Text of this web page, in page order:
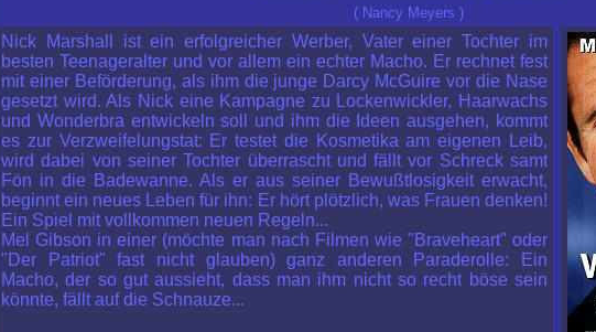
( Nancy Meyers )
Nick Marshall ist ein erfolgreicher Werber, Vater einer Tochter im
besten Teenageralter und vor allem ein echter Macho. Er rechnet fest
mit einer Beförderung, als ihm die junge Darcy McGuire vor die Nase
gesetzt wird. Als Nick eine Kampagne zu Lockenwickler, Haarwachs
und Wonderbra entwickeln soll und ihm die Ideen ausgehen, kommt
es zur Verzweifelungstat: Er testet die Kosmetika am eigenen Leib,
wird dabei von seiner Tochter überrascht und fällt vor Schreck samt
Fön in die Badewanne. Als er aus seiner Bewußtlosigkeit erwacht,
beginnt ein neues Leben für ihn: Er hört plötzlich, was Frauen denken!
Ein Spiel mit vollkommen neuen Regeln...
Mel Gibson in einer (möchte man nach Filmen wie "Braveheart" oder
"Der Patriot" fast nicht glauben) ganz anderen Paraderolle: Ein
Macho, der so gut aussieht, dass man ihm nicht so recht böse sein
könnte, fällt auf die Schnauze...